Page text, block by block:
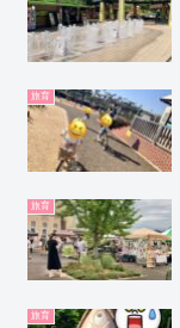
旅育
旅育
旅育